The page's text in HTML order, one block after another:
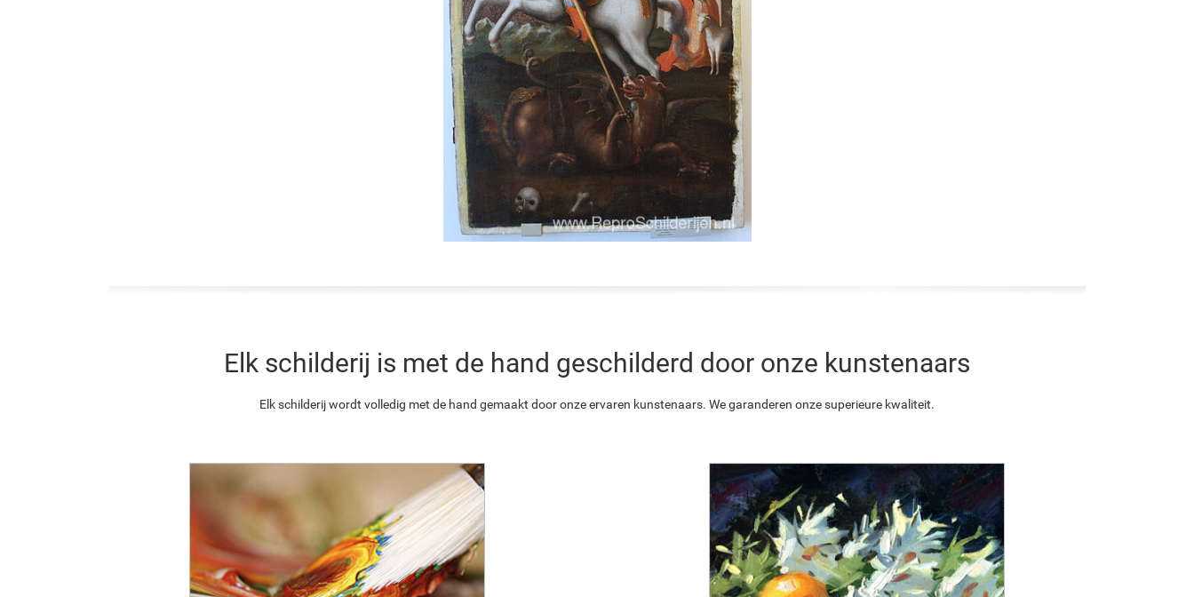
Elk schilderij is met de hand geschilderd door onze kunstenaars
Elk schilderij wordt volledig met de hand gemaakt door onze ervaren kunstenaars. We garanderen onze superieure kwaliteit.